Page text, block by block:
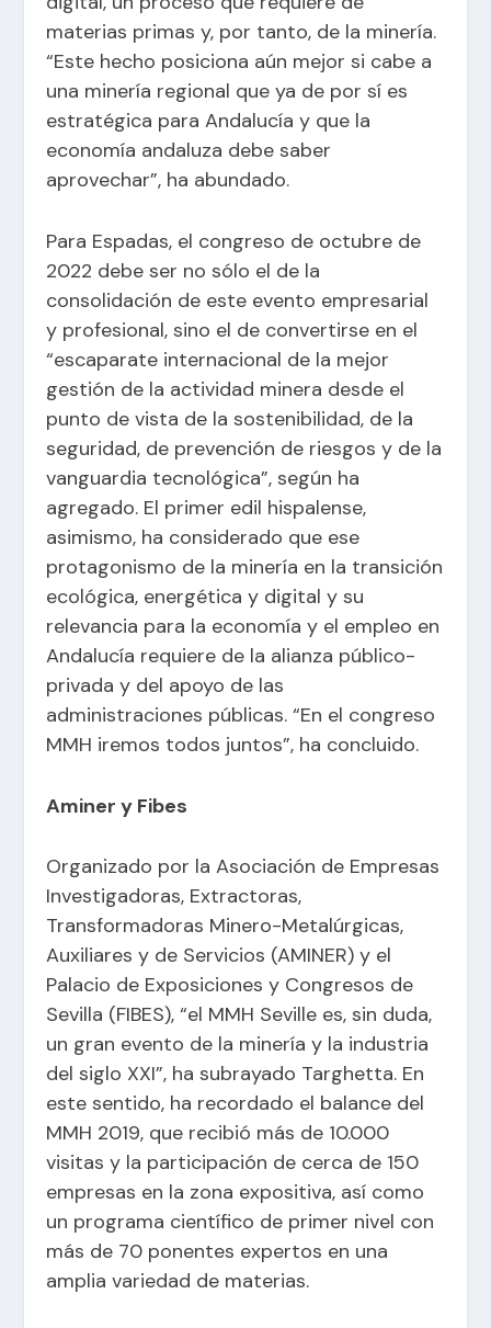
materias primas y, por tanto, de la minería.
“Este hecho posiciona aún mejor si cabe a
una minería regional que ya de por sí es
estratégica para Andalucía y que la
economía andaluza debe saber
aprovechar”, ha abundado.
Para Espadas, el congreso de octubre de
2022 debe ser no sólo el de la
consolidación de este evento empresarial
y profesional, sino el de convertirse en el
“escaparate internacional de la mejor
gestión de la actividad minera desde el
punto de vista de la sostenibilidad, de la
seguridad, de prevención de riesgos y de la
vanguardia tecnológica”, según ha
agregado. El primer edil hispalense,
asimismo, ha considerado que ese
protagonismo de la minería en la transición
ecológica, energética y digital y su
relevancia para la economía y el empleo en
Andalucía requiere de la alianza público-
privada y del apoyo de las
administraciones públicas. “En el congreso
MMH iremos todos juntos”, ha concluido.
Aminer y Fibes
Organizado por la Asociación de Empresas
Investigadoras, Extractoras,
Transformadoras Minero-Metalúrgicas,
Auxiliares y de Servicios (AMINER) y el
Palacio de Exposiciones y Congresos de
Sevilla (FIBES), “el MMH Seville es, sin duda,
un gran evento de la minería y la industria
del siglo XXI”, ha subrayado Targhetta. En
este sentido, ha recordado el balance del
MMH 2019, que recibió más de 10.000
visitas y la participación de cerca de 150
empresas en la zona expositiva, así como
un programa científico de primer nivel con
más de 70 ponentes expertos en una
amplia variedad de materias.